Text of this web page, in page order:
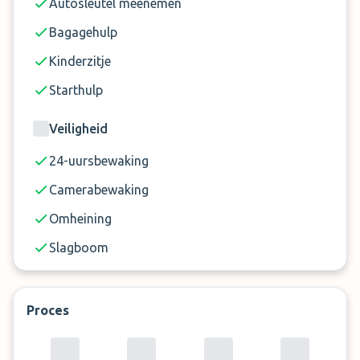
Autosleutel meenemen
Bagagehulp
Kinderzitje
Starthulp
Veiligheid
24-uursbewaking
Camerabewaking
Omheining
Slagboom
Proces